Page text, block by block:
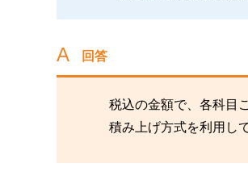
回答
税込の金額で、各科目
積み上げ方式を利用し